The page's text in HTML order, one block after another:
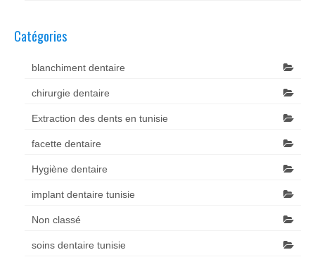
Catégories
blanchiment dentaire
chirurgie dentaire
Extraction des dents en tunisie
facette dentaire
Hygiène dentaire
implant dentaire tunisie
Non classé
soins dentaire tunisie